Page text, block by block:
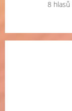
8 hlasů